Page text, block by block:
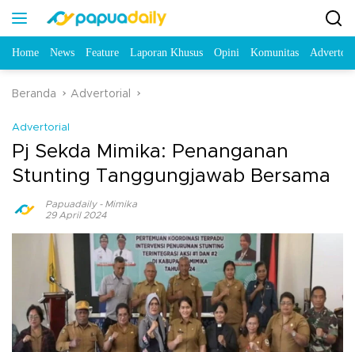
Home News Feature Laporan Khusus Opini Komunitas
Beranda Advertorial
Advertorial
Pj Sekda Mimika: Penanganan
Stunting Tanggungjawab Bersama
Papuadaily- Mimika
29 April 2024